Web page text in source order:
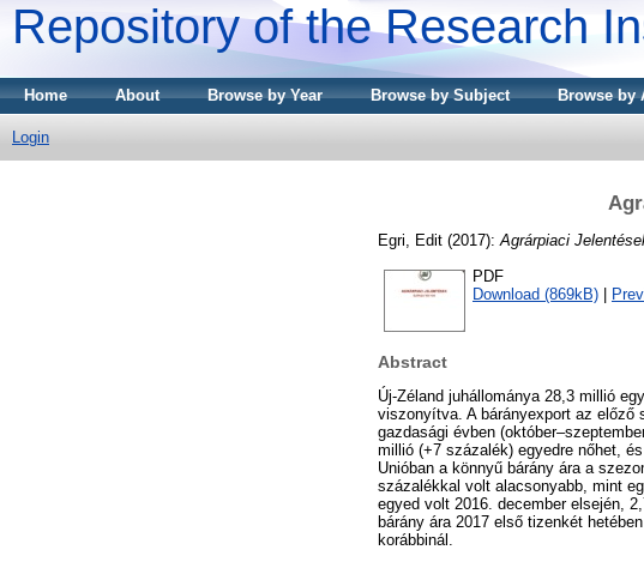
Repository of the Research
Home About Browse by Year Browse by Subject Browse by
Login
Egri, Edit (2017): Agrárpiaci
PDF
Download (869kB)
Abstract
Új-Zéland juhállománya 28,3 millió
viszonyítva. A bárányexport az előző
gazdasági évben
millió (+7 százalék) egyedre nőhet,
Unióban a könnyű bárány ára a
százalékkal volt alacsonyabb, mint
egyed volt 2016. december elsején,
bárány ára 2017 első tizenkét
korábbinál.